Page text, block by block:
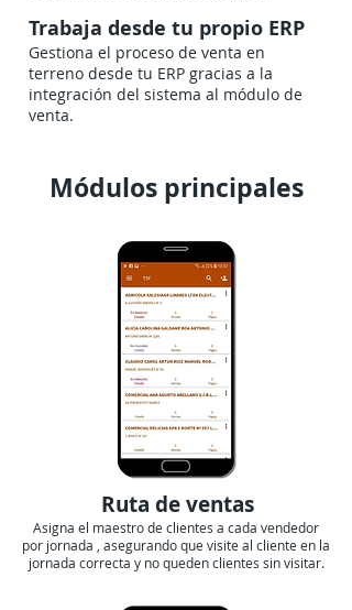
Trabaja desde tu propio ERP
Gestiona el proceso de venta en
terreno desde tu ERP gracias a la
integración del sistema al módulo de
venta.
Módulos principales
Ruta de ventas
Asigna el maestro de clientes a cada vendedor
por jornada , asegurando que visite al cliente en la
jornada correcta y no queden clientes sin visitar.